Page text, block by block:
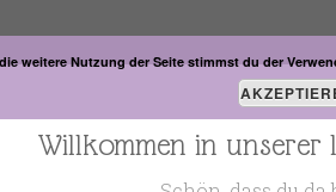
Willkommen in unserer
weitere Nutzung der Seite stimmst du der